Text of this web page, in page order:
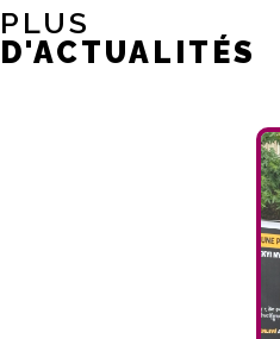
PLUS
D'ACTUALITÉS